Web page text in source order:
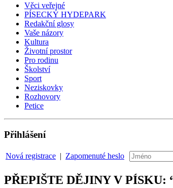
Věci veřejné
PÍSECKÝ HYDEPARK
Redakční glosy
Vaše názory
Kultura
Životní prostor
Pro rodinu
Školství
Sport
Neziskovky
Rozhovory
Petice
Přihlášení
Nová registrace | Zapomenuté heslo
PŘEPIŠTE DĚJINY V PÍSKU: